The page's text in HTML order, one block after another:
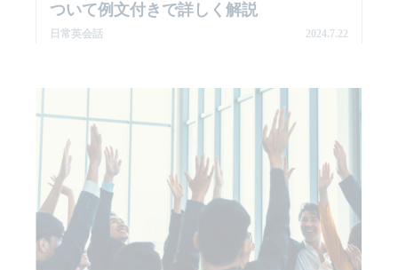
ついて例文付きで詳しく解説
日常英会話 2024.7.22